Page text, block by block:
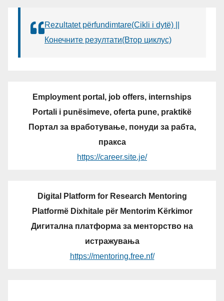
Rezultatet përfundimtare(Cikli i dytë) ||
Конечните резултати(Втор циклус)
Employment portal, job offers, internships
Portali i punësimeve, oferta pune, praktikë
Портал за вработување, понуди за рабта,
пракса
https://career.site.je/
Digital Platform for Research Mentoring
Platformë Dixhitale për Mentorim Kërkimor
Дигитална платформа за менторство на
истражувања
https://mentoring.free.nf/